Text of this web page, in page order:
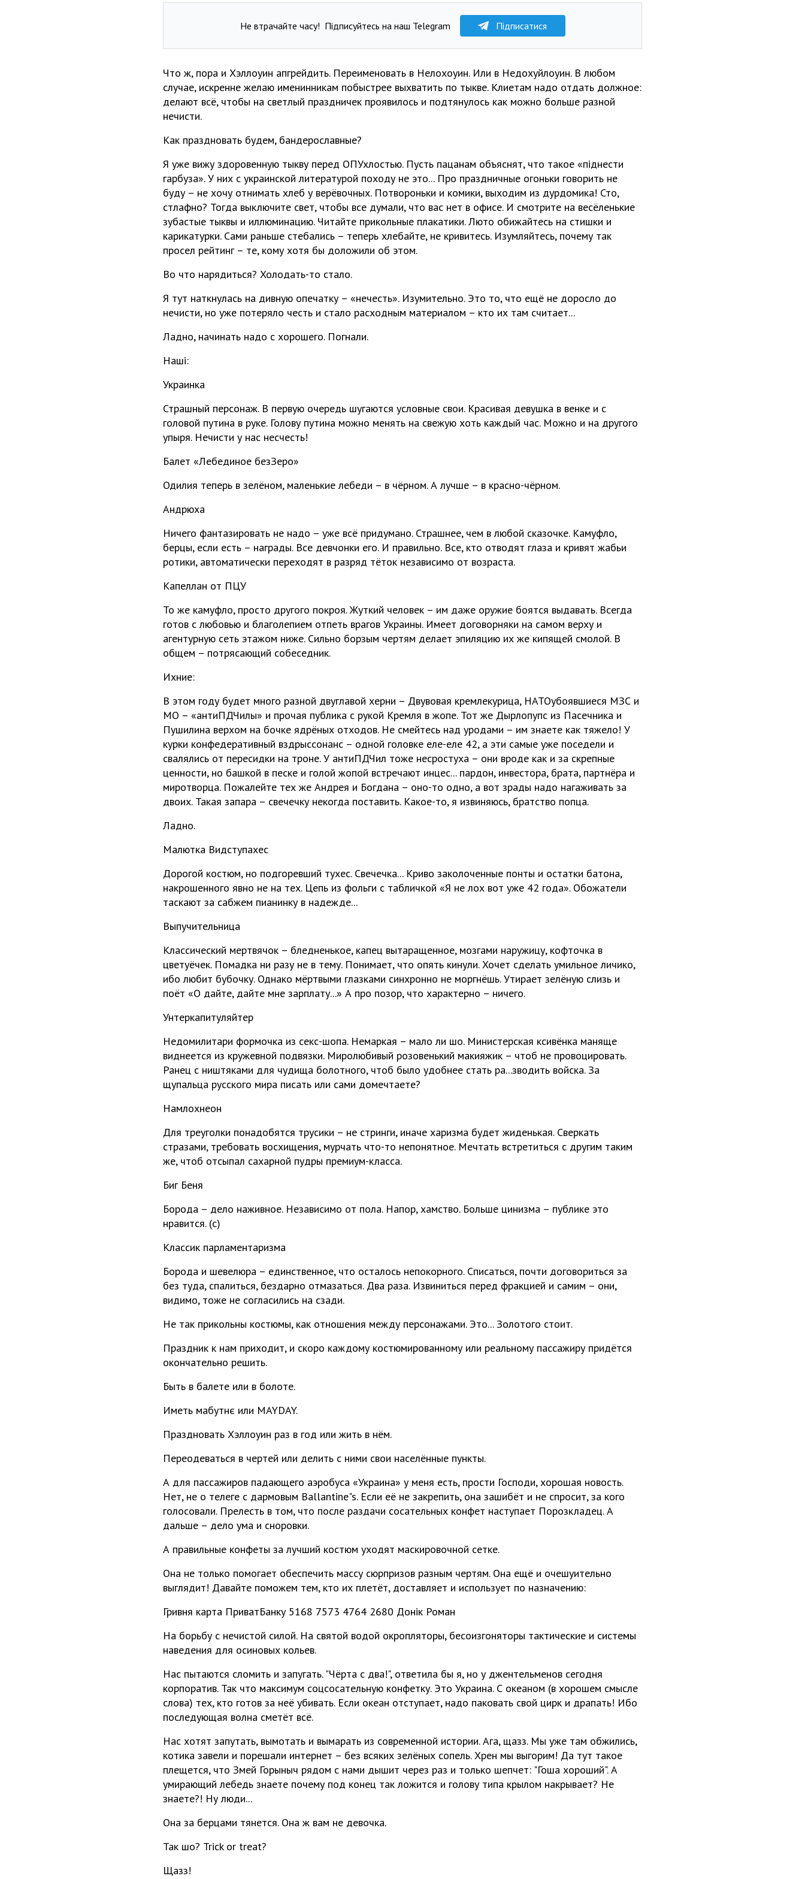
Не втрачайте часу! Підписуйтесь на наш Telegram Підписатися
Что ж, пора и Хэллоуин апгрейдить. Переименовать в Нелохоуин. Или в Недохуйлоуин. В любом
случае, искренне желаю именинникам побыстрее выхватить по тыкве. Клиетам надо отдать должное:
делают всё, чтобы на светлый праздничек проявилось и подтянулось как можно больше разной
нечисти.
Как праздновать будем, бандерославные?
Я уже вижу здоровенную тыкву перед ОПУхлостью. Пусть пацанам объяснят, что такое «піднести
гарбуза». У них с украинской литературой походу не это... Про праздничные огоньки говорить не
буду – не хочу отнимать хлеб у верёвочных. Потвороньки и комики, выходим из дурдомика! Сто,
стлафно? Тогда выключите свет, чтобы все думали, что вас нет в офисе. И смотрите на весёленькие
зубастые тыквы и иллюминацию. Читайте прикольные плакатики. Люто обижайтесь на стишки и
карикатурки. Сами раньше стебались – теперь хлебайте, не кривитесь. Изумляйтесь, почему так
просел рейтинг – те, кому хотя бы доложили об этом.
Во что нарядиться? Холодать-то стало.
Я тут наткнулась на дивную опечатку – «нечесть». Изумительно. Это то, что ещё не доросло до
нечисти, но уже потеряло честь и стало расходным материалом – кто их там считает...
Ладно, начинать надо с хорошего. Погнали.
Наші:
Украинка
Страшный персонаж. В первую очередь шугаются условные свои. Красивая девушка в венке и с
головой путина в руке. Голову путина можно менять на свежую хоть каждый час. Можно и на другого
упыря. Нечисти у нас несчесть!
Балет «Лебединое безЗеро»
Одилия теперь в зелёном, маленькие лебеди – в чёрном. А лучше – в красно-чёрном.
Андрюха
Ничего фантазировать не надо – уже всё придумано. Страшнее, чем в любой сказочке. Камуфло,
берцы, если есть – награды. Все девчонки его. И правильно. Все, кто отводят глаза и кривят жабьи
ротики, автоматически переходят в разряд тёток независимо от возраста.
Капеллан от ПЦУ
То же камуфло, просто другого покроя. Жуткий человек – им даже оружие боятся выдавать. Всегда
готов с любовью и благолепием отпеть врагов Украины. Имеет договорняки на самом верху и
агентурную сеть этажом ниже. Сильно борзым чертям делает эпиляцию их же кипящей смолой. В
общем – потрясающий собеседник.
Ихние:
В этом году будет много разной двуглавой херни – Двувовая кремлекурица, НАТОубоявшиеся МЗС и
МО – «антиПДЧилы» и прочая публика с рукой Кремля в жопе. Тот же Дырлопупс из Пасечника и
Пушилина верхом на бочке ядрёных отходов. Не смейтесь над уродами – им знаете как тяжело! У
курки конфедеративный вздрыссонанс – одной головке еле-еле 42, а эти самые уже поседели и
свалялись от пересидки на троне. У антиПДЧил тоже несростуха – они вроде как и за скрепные
ценности, но башкой в песке и голой жопой встречают инцес... пардон, инвестора, брата, партнёра и
миротворца. Пожалейте тех же Андрея и Богдана – оно-то одно, а вот зрады надо нагаживать за
двоих. Такая запара – свечечку некогда поставить. Какое-то, я извиняюсь, братство попца.
Ладно.
Малютка Видступахес
Дорогой костюм, но подгоревший тухес. Свечечка... Криво заколоченные понты и остатки батона,
накрошенного явно не на тех. Цепь из фольги с табличкой «Я не лох вот уже 42 года». Обожатели
таскают за сабжем пианинку в надежде...
Выпучительница
Классический мертвячок – бледненькое, капец вытаращенное, мозгами наружицу, кофточка в
цветуёчек. Помадка ни разу не в тему. Понимает, что опять кинули. Хочет сделать умильное личико,
ибо любит бубочку. Однако мёртвыми глазками синхронно не моргнёшь. Утирает зелёную слизь и
поёт «О дайте, дайте мне зарплату...» А про позор, что характерно – ничего.
Унтеркапитуляйтер
Недомилитари формочка из секс-шопа. Немаркая – мало ли шо. Министерская ксивёнка маняще
виднеется из кружевной подвязки. Миролюбивый розовенький макияжик – чтоб не провоцировать.
Ранец с ништяками для чудища болотного, чтоб было удобнее стать ра...зводить войска. За
щупальца русского мира писать или сами домечтаете?
Намлохнеон
Для треуголки понадобятся трусики – не стринги, иначе харизма будет жиденькая. Сверкать
стразами, требовать восхищения, мурчать что-то непонятное. Мечтать встретиться с другим таким
же, чтоб отсыпал сахарной пудры премиум-класса.
Биг Беня
Борода – дело наживное. Независимо от пола. Напор, хамство. Больше цинизма – публике это
нравится. (с)
Классик парламентаризма
Борода и шевелюра – единственное, что осталось непокорного. Списаться, почти договориться за
без туда, спалиться, бездарно отмазаться. Два раза. Извиниться перед фракцией и самим – они,
видимо, тоже не согласились на сзади.
Не так прикольны костюмы, как отношения между персонажами. Это... Золотого стоит.
Праздник к нам приходит, и скоро каждому костюмированному или реальному пассажиру придётся
окончательно решить.
Быть в балете или в болоте.
Иметь мабутнє или MAYDAY.
Праздновать Хэллоуин раз в год или жить в нём.
Переодеваться в чертей или делить с ними свои населённые пункты.
А для пассажиров падающего аэробуса «Украина» у меня есть, прости Господи, хорошая новость.
Нет, не о телеге с дармовым Ballantine"s. Если её не закрепить, она зашибёт и не спросит, за кого
голосовали. Прелесть в том, что после раздачи сосательных конфет наступает Порозкладец. А
дальше – дело ума и сноровки.
А правильные конфеты за лучший костюм уходят маскировочной сетке.
Она не только помогает обеспечить массу сюрпризов разным чертям. Она ещё и очешуительно
выглядит! Давайте поможем тем, кто их плетёт, доставляет и использует по назначению:
Гривня карта ПриватБанку 5168 7573 4764 2680 Донік Роман
На борьбу с нечистой силой. На святой водой окропляторы, бесоизгоняторы тактические и системы
наведения для осиновых кольев.
Нас пытаются сломить и запугать. "Чёрта с два!", ответила бы я, но у джентельменов сегодня
корпоратив. Так что максимум соцсосательную конфетку. Это Украина. С океаном (в хорошем смысле
слова) тех, кто готов за неё убивать. Если океан отступает, надо паковать свой цирк и драпать! Ибо
последующая волна сметёт всё.
Нас хотят запутать, вымотать и вымарать из современной истории. Ага, щазз. Мы уже там обжились,
котика завели и порешали интернет – без всяких зелёных сопель. Хрен мы выгорим! Да тут такое
плещется, что Змей Горыныч рядом с нами дышит через раз и только шепчет: "Гоша хороший". А
умирающий лебедь знаете почему под конец так ложится и голову типа крылом накрывает? Не
знаете?! Ну люди...
Она за берцами тянется. Она ж вам не девочка.
Так шо? Trick or treat?
Щазз!